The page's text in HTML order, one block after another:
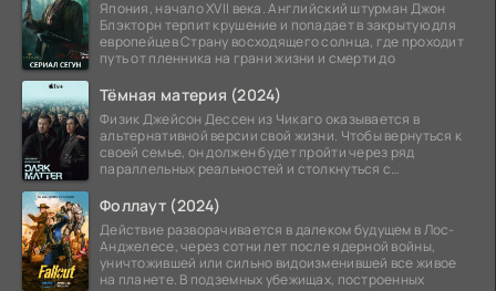
Япония, начало XVII века. Английский штурман Джон
Блэкторн терпит крушение и попадает в закрытую для
европейцев Страну восходящего солнца, где проходит
путь от пленника на грани жизни и смерти до
Тёмная материя (2024)
Физик Джейсон Дессен из Чикаго оказывается в
альтернативной версии свой жизни. Чтобы вернуться к
своей семье, он должен будет пройти через ряд
параллельных реальностей и столкнуться с
Фоллаут (2024)
Действие разворачивается в далеком будущем в Лос-
Анджелесе, через сотни лет после ядерной войны,
уничтожившей или сильно видоизменившей все живое
на планете. В подземных убежищах, построенных